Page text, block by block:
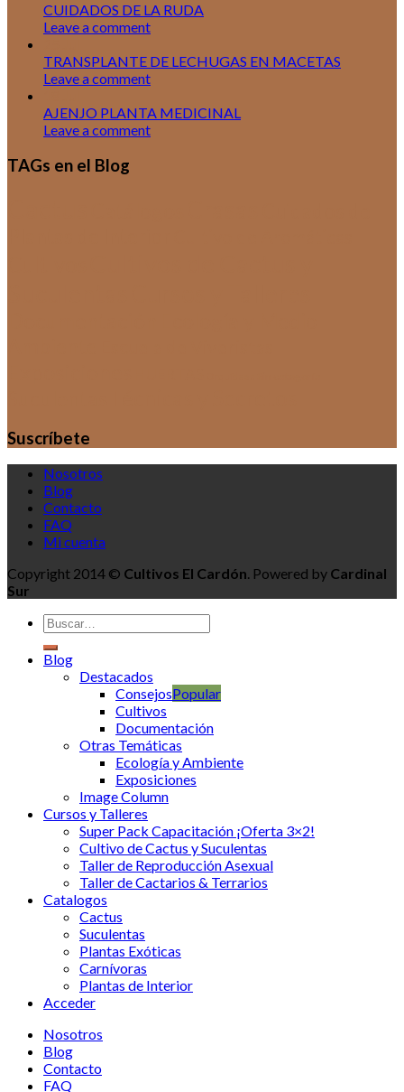
CUIDADOS DE LA RUDA
Leave a comment
TRANSPLANTE DE LECHUGAS EN MACETAS
Leave a comment
AJENJO PLANTA MEDICINAL
Leave a comment
TAGs en el Blog
Suscríbete
Nosotros
Blog
Contacto
FAQ
Mi cuenta
Copyright 2014 © Cultivos El Cardón. Powered by Cardinal
Sur
Blog
Destacados
Consejos
Cultivos
Documentación
Otras Temáticas
Ecología y Ambiente
Exposiciones
Image Column
Cursos y Talleres
Super Pack Capacitación ¡Oferta 3×2!
Cultivo de Cactus y Suculentas
Taller de Reproducción Asexual
Taller de Cactarios & Terrarios
Catalogos
Cactus
Suculentas
Plantas Exóticas
Carnívoras
Plantas de Interior
Acceder
Nosotros
Blog
Contacto
FAQ